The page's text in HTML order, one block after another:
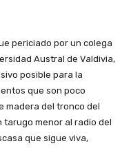
periciado por un colega
Austral de Valdivia,
posible para la
que son poco
madera del tronco del
tarugo menor al radio del
que sigue viva,